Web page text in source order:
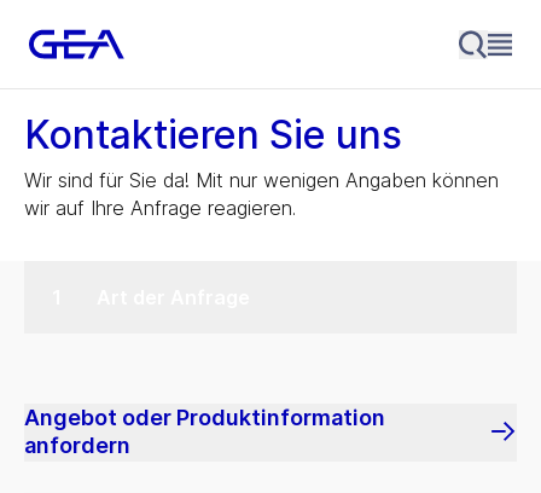
Kontaktieren Sie uns
Wir sind für Sie da! Mit nur wenigen Angaben können
wir auf Ihre Anfrage reagieren.
Angebot oder Produktinformation
anfordern